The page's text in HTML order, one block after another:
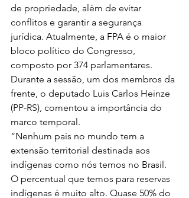
de propriedade, além de evitar
conflitos e garantir a segurança
jurídica. Atualmente, a FPA é o maior
bloco político do Congresso,
composto por 374 parlamentares.
Durante a sessão, um dos membros da
frente, o deputado Luis Carlos Heinze
(PP-RS), comentou a importância do
marco temporal.
“Nenhum país no mundo tem a
extensão territorial destinada aos
indígenas como nós temos no Brasil.
O percentual que temos para reservas
indígenas é muito alto. Quase 50% do